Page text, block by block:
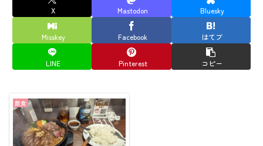
X Mastodon Bluesky
Misskey Facebook はてブ
LINE Pinterest コピー
飲食